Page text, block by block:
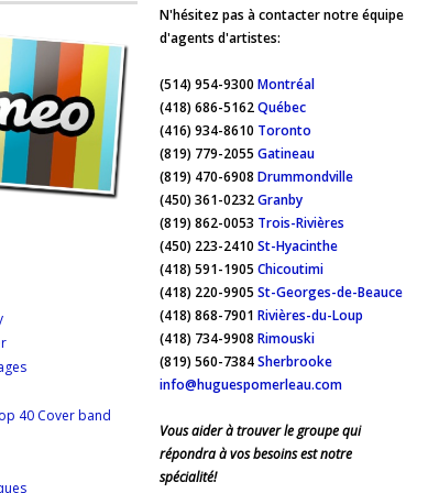
40 Cover band
N'hésitez pas à contacter notre équipe
d'agents d'artistes:
(514) 954-9300 Montréal
(418) 686-5162Québec
(416) 934-8610 Toronto
(819) 779-2055 Gatineau
(819) 470-6908 Drummondville
(450) 361-0232Granby
(819) 862-0053 Trois-Rivières
(450) 223-2410 St-Hyacinthe
(418) 591-1905 Chicoutimi
(418) 220-9905 St-Georges-de-Beauce
(418) 868-7901 Rivières-du-Loup
(418) 734-9908 Rimouski
(819) 560-7384Sherbrooke
info@huguespomerleau.com
Vous aider à trouver le groupe qui
répondra à vos besoins est notre
spécialité!